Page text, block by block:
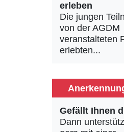
erleben
Die jungen
von der AGDM
veranstalteten
erlebten...
Gefällt Ihnen
Dann